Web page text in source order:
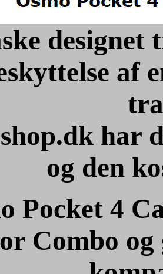
designet
af
har
og den
Pocket 4
Combo